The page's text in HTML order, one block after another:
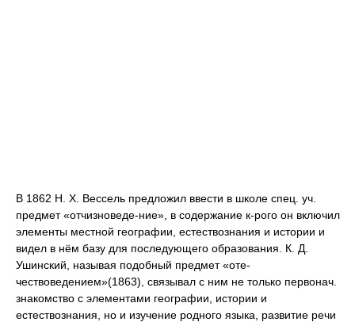
В 1862 Н. X. Вессель предложил ввести в школе спец. уч.
предмет «отчизноведе-ние», в содержание к-рого он включил
элементы местной географии, естествознания и истории и
видел в нём базу для последующего образования. К. Д.
Ушинский, называя подобный предмет «оте-
чествоведением»(1863), связывал с ним не только первонач.
знакомство с элементами географии, истории и
естествознания, но и изучение родного языка, развитие речи